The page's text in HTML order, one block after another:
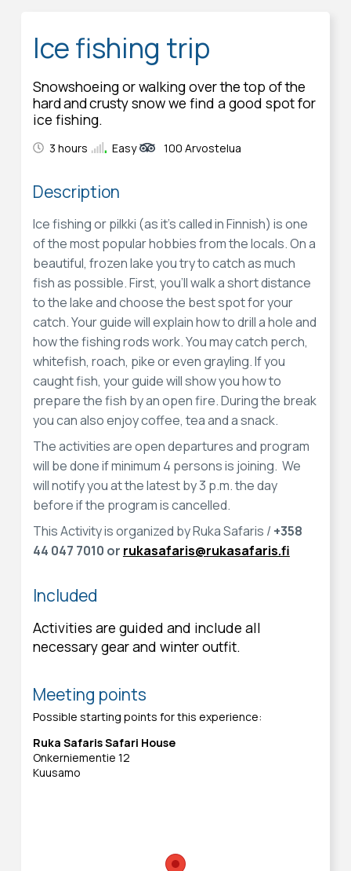
Ice fishing trip
Snowshoeing or walking over the top of the
hard and crusty snow we find a good spot for
ice fishing.
3 hours Easy 100 Arvostelua
Description
Ice fishing or pilkki (as it’s called in Finnish) is one
of the most popular hobbies from the locals. On a
beautiful, frozen lake you try to catch as much
fish as possible. First, you'll walk a short distance
to the lake and choose the best spot for your
catch. Your guide will explain how to drill a hole and
how the fishing rods work. You may catch perch,
whitefish, roach, pike or even grayling. If you
caught fish, your guide will show you how to
prepare the fish by an open fire. During the break
you can also enjoy coffee, tea and a snack.
The activities are open departures and program
will be done if minimum 4 persons is joining. We
will notify you at the latest by 3 p.m. the day
before if the program is cancelled.
This Activity is organized by Ruka Safaris / +358
44 047 7010 or rukasafaris@rukasafaris.fi
Included
Activities are guided and include all
necessary gear and winter outfit.
Meeting points
Possible starting points for this experience:
Ruka Safaris Safari House
Onkerniementie 12
Kuusamo